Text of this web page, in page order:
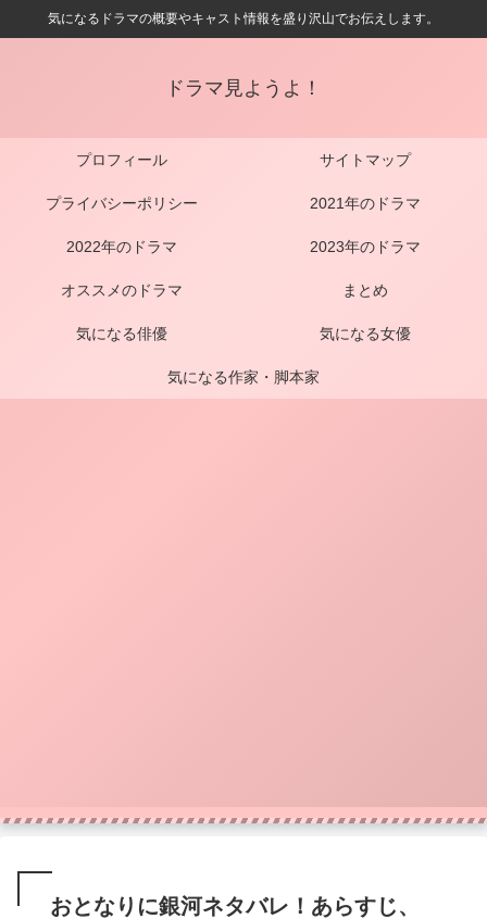
気になるドラマの概要やキャスト情報を盛り沢山でお伝えします。
ドラマ見ようよ！
プロフィール サイトマップ
プライバシーポリシー 2021年のドラマ
2022年のドラマ 2023年のドラマ
オススメのドラマ まとめ
気になる俳優 気になる女優
気になる作家・脚本家
おとなりに銀河ネタバレ！あらすじ、